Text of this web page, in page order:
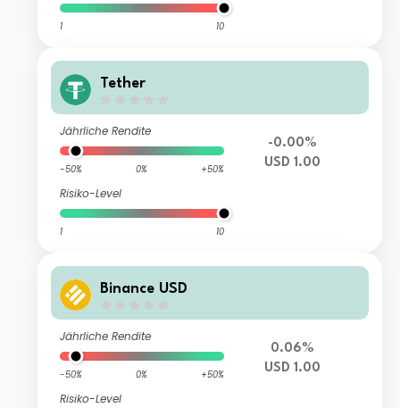
1 10
Tether
Jährliche Rendite
-50% 0% +50%
Risiko-Level
1 10
-0.00%
USD 1.00
Binance USD
Jährliche Rendite
-50% 0% +50%
Risiko-Level
0.06%
USD 1.00